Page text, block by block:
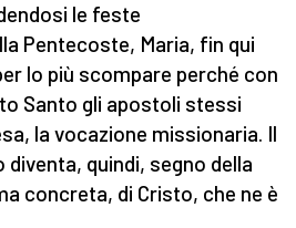
le feste
Pentecoste, Maria, fin qui
lo più scompare perché con
Santo gli apostoli stessi
la vocazione missionaria. Il
quindi, segno della
concreta, di Cristo, che ne è